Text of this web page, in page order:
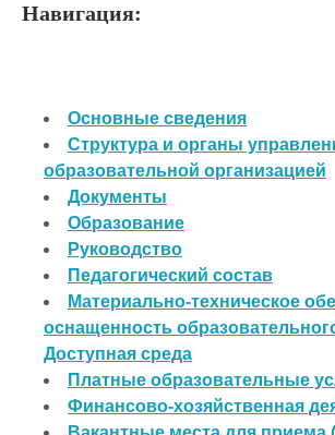
Навигация:
Основные сведения
Структура и органы
образовательной организацией
Документы
Образование
Руководство
Педагогический состав
Материально-техническое
оснащенность
Доступная среда
Платные образовательные
Финансово-хозяйственная